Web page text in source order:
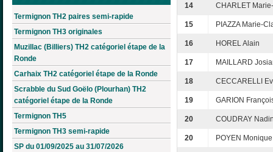
Termignon TH2 paires semi-rapide
Termignon TH3 originales
Muzillac (Billiers) TH2 catégoriel étape de la
Ronde
Carhaix TH2 catégoriel étape de la Ronde
Scrabble du Sud Goëlo (Plourhan) TH2
catégoriel étape de la Ronde
Termignon TH5
Termignon TH3 semi-rapide
SP du 01/09/2025 au 31/07/2026
14 CHARLET
15 PIAZZA Marie-
16 HOREL Alain
17 MAILLARD
18 CECCARELLI
19 GARION
20 COUDRAY
20 POYEN Monique